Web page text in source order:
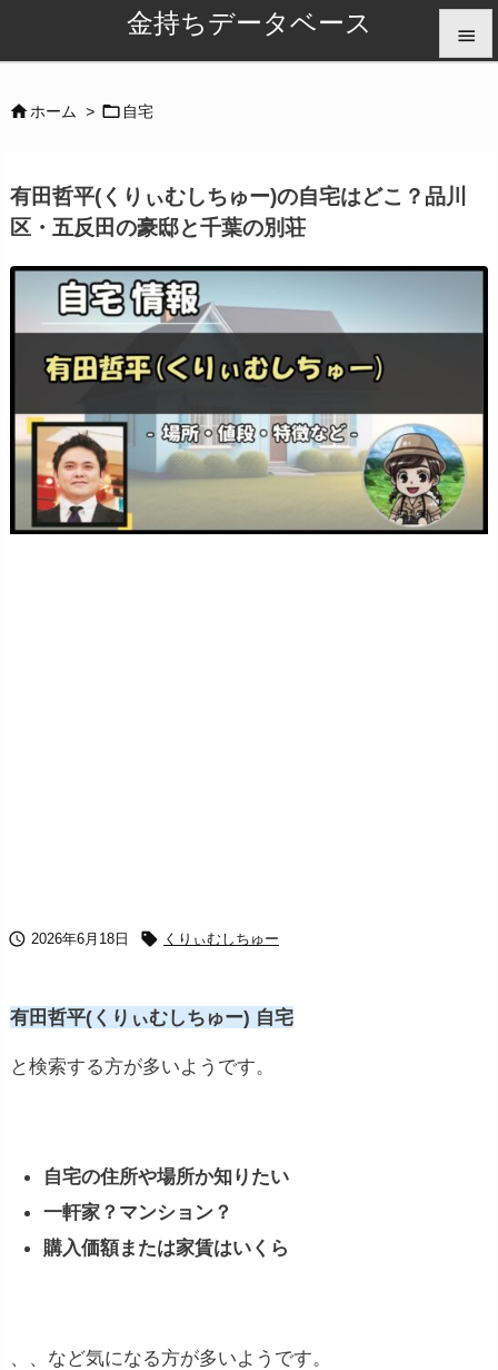
金持ちデータベース 


ホーム >  自宅
有田哲平(くりぃむしちゅー)の自宅はどこ？品川
区・五反田の豪邸と千葉の別荘
 2026年6月18日  くりぃむしちゅー
有田哲平(くりぃむしちゅー) 自宅
と検索する方が多いようです。
自宅の住所や場所か知りたい
一軒家？マンション？
購入価額または家賃はいくら
、、など気になる方が多いようです。